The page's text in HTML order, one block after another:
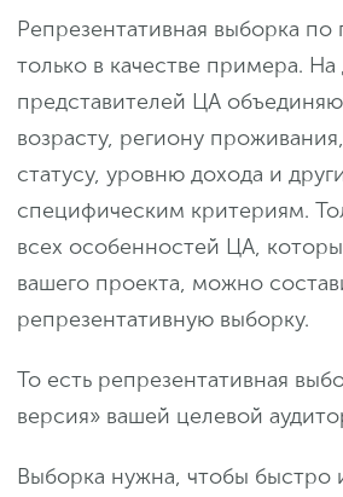
Репрезентативная выборка по
только в качестве примера. На
представителей ЦА
возрасту, региону
статусу, уровню дохода и
специфическим критериям.
всех особенностей ЦА,
вашего проекта, можно
репрезентативную выборку.
То есть репрезентативная
версия» вашей целевой
Выборка нужна, чтобы быстро